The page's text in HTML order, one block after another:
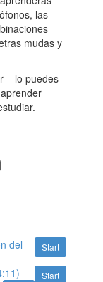
las
mudas y
– lo puedes
Start
del
Start